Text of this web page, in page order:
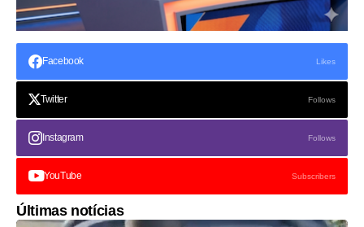
Facebook Likes
Twitter Follows
Instagram Follows
YouTube Subscribers
Últimas notícias